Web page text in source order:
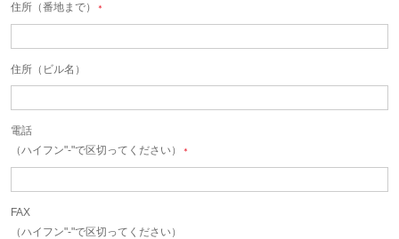
住所（番地まで） ＊
住所（ビル名）
電話
（ハイフン"-"で区切ってください）
＊
FAX
（ハイフン"-"で区切ってください）